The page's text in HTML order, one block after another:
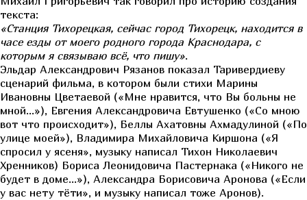
текста:
«Станция Тихорецкая, сейчас город Тихорецк, находится в
часе езды от моего родного города Краснодара, с
которым я связываю всё, что пишу».
Эльдар Александрович Рязанов показал Таривердиеву
сценарий фильма, в котором были стихи Марины
Ивановны Цветаевой («Мне нравится, что Вы больны не
мной…»), Евгения Александровича Евтушенко («Со мною
вот что происходит»), Беллы Ахатовны Ахмадулиной («По
улице моей»), Владимира Михайловича Киршона («Я
спросил у ясеня», музыку написал Тихон Николаевич
Хренников) Бориса Леонидовича Пастернака («Никого не
будет в доме…»), Александра Борисовича Аронова («Если
у вас нету тёти», и музыку написал тоже Аронов).